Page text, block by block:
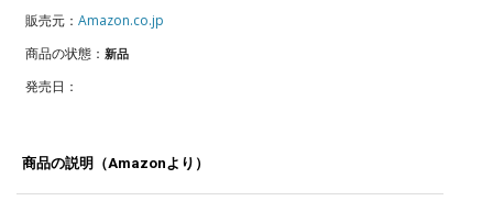
販売元： Amazon.co.jp
商品の状態： 新品
発売日：
商品の説明（Amazonより）